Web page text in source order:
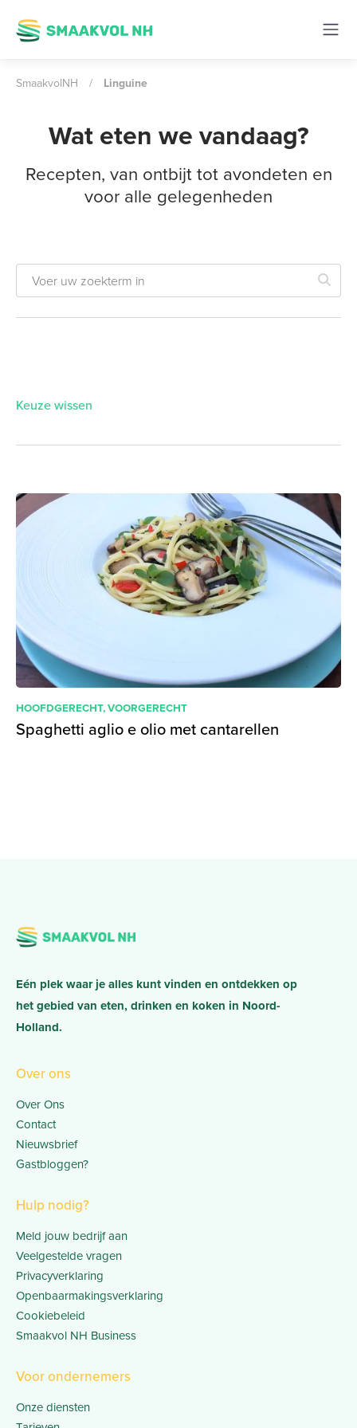
SmaakvolNH / Linguine
Wat eten we vandaag?
Recepten, van ontbijt tot avondeten en
voor alle gelegenheden
Keuze wissen
HOOFDGERECHT,VOORGERECHT
Spaghetti aglio e olio met cantarellen
Eén plek waar je alles kunt vinden en ontdekken op
het gebied van eten, drinken en koken in Noord-
Holland.
Over ons
Over Ons
Contact
Nieuwsbrief
Gastbloggen?
Hulp nodig?
Meld jouw bedrijf aan
Veelgestelde vragen
Privacyverklaring
Openbaarmakingsverklaring
Cookiebeleid
Smaakvol NH Business
Voor ondernemers
Onze diensten